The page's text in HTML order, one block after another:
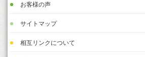
お客様の声
サイトマップ
相互リンクについて